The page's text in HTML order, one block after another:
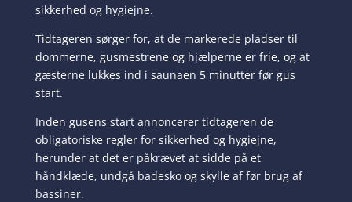
sikkerhed og hygiejne.
Tidtageren sørger for, at de markerede pladser til
dommerne, gusmestrene og hjælperne er frie, og at
gæsterne lukkes ind i saunaen 5 minutter før gus
start.
Inden gusens start annoncerer tidtageren de
obligatoriske regler for sikkerhed og hygiejne,
herunder at det er påkrævet at sidde på et
håndklæde, undgå badesko og skylle af før brug af
bassiner.